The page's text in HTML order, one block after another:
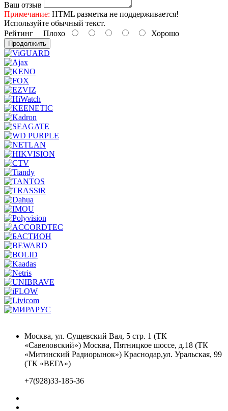
Ваш отзыв
Примечание: HTML разметка не поддерживается!
Используйте обычный текст.
Рейтинг Плохо Хорошо
Продолжить
Москва, ул. Сущевский Вал, 5 стр. 1 (ТК
«Савеловский») Москва, Пятницкое шоссе, д.18 (ТК
«Митинский Радиорынок») Краснодар,ул. Уральская, 99
(ТК «ВЕГА»)
+7(928)33-185-36